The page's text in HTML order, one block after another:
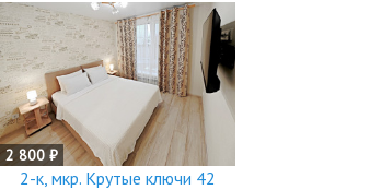
2 800 ₽
2-к, мкр. Крутые ключи 42